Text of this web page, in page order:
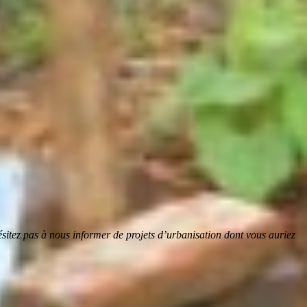
pas à nous informer de projets d’urbanisation dont vous auriez